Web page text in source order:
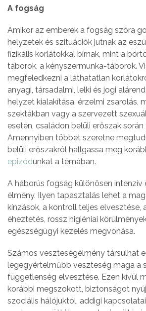
A fogság
Amikor az emberek a fogság szóra
helyzetek és szituációk jutnak az
fizikális korlátokkal bírnak, mint a
táborok, a kényszermunka-táborok.
megfeledkezni a láthatatlan
anyagi, társadalmi, lelki és jogi
helyzet kialakítása, érzelmi zsarolás,
szektákban vagy a szervezett
esetén, családon belüli erőszak
Amennyiben többet szeretne
belüli erőszakról hallgassa meg
epizódunkat a témában.
A háborús fogság különösen intenzív
élmény. Ilyen tapasztalás lehet a
kínzások, a kontroll teljes elvesztése,
éheztetés, rossz higiéniai
egészségügyi kezelés megvonása.
Számos veszteségélmény társulhat
legegyértelműbb veszteség maga a
függetlenség elvesztése. Ezen kívül
korábbi megszokott, biztonságot
szociális hálójuktól, addigi